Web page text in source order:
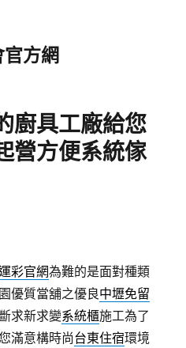
方網
廚具工廠給您
營方便系統傢
彩官網為難的是面對種類
優質當舖之優良中壢免留
求新求變系統櫃施工為了
滿意構時尚台東住宿環境